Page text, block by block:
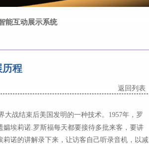
能互动展示系统
历程
返回列表
大战结束后美国发明的一种技术。1957年，罗
埃莉诺.罗斯福每天都要接待多批来客，要讲
诺的讲解录下来，让访客自己听录音机，以减